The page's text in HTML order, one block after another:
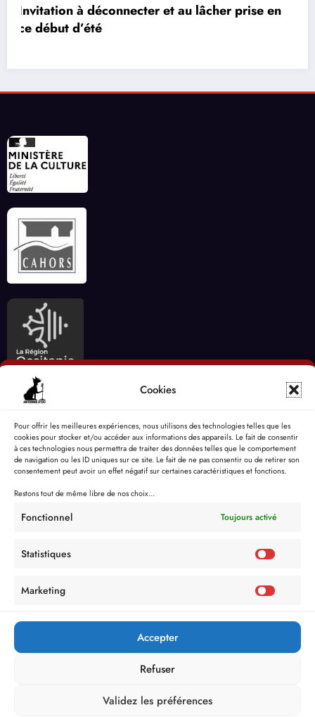
Cookies
Pour offrir les meilleures expériences, nous utilisons des technologies telles que les
cookies pour stocker et/ou accéder aux informations des appareils. Le fait de consentir
à ces technologies nous permettra de traiter des données telles que le comportement
de navigation ou les ID uniques sur ce site. Le fait de ne pas consentir ou de retirer son
consentement peut avoir un effet négatif sur certaines caractéristiques et fonctions.
Restons tout de même libre de nos choix...
Fonctionnel Toujours activé
Statistiques
Marketing
Accepter
Refuser
Validez les préférences
Les réseaux de communication entre les jeux
vidéos